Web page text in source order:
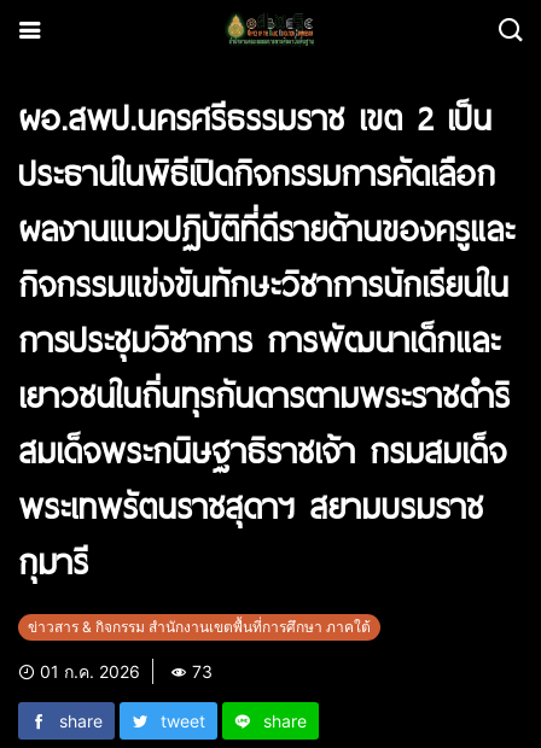
ผอ.สพป.นครศรีธรรมราช เขต 2 เป็น
ประธานในพิธีเปิดกิจกรรมการคัดเลือก
ผลงานแนวปฏิบัติที่ดีรายด้านของครูและ
กิจกรรมแข่งขันทักษะวิชาการนักเรียนใน
การประชุมวิชาการ การพัฒนาเด็กและ
เยาวชนในถิ่นทุรกันดารตามพระราชดำริ
สมเด็จพระกนิษฐาธิราชเจ้า กรมสมเด็จ
พระเทพรัตนราชสุดาฯ สยามบรมราช
กุมารี
ข่าวสาร & กิจกรรม สำนักงานเขตพื้นที่การศึกษา ภาคใต้
01 ก.ค. 2026 73
share tweet share